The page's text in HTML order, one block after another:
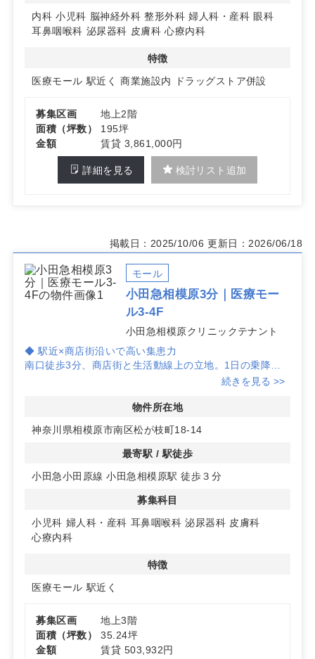
内科 小児科 脳神経外科 整形外科 婦人科・産科 眼科
耳鼻咽喉科 泌尿器科 皮膚科 心療内科
特徴
医療モール 駅近く 商業施設内 ドラッグストア併設
募集区画
地上2階
面積（坪数）
195坪
金額
賃貸 3,861,000円
詳細を見る 検討リスト追加
掲載日：2025/10/06 更新日：2026/06/18
モール
小田急相模原3分｜医療モー
ル3-4F
小田急相模原クリニックテナント
◆ 駅近×商店街沿いで高い集患力
南口徒歩3分、商店街と生活動線上の立地。1日の乗降人
員5万人超の駅利用者に加え、歩行者流入が見込めます。
1階は調剤薬局、2階は内科が2025年3月に開業済み。フ
ロア連携により紹介・処方動線が形成されやすく、小児
内科などの開設に適しています。
◆ 新築ビル仕様と入居条件の明快さ
2024年10月竣工の鉄骨造4階建、エレベーター有り。3・
4階各区画は35.24㎡（35.24坪）、引渡状態はスケルト
料の6ヶ月分相当額。定期建物賃貸借契約20年可、即時準
続きを見る >>
物件所在地
神奈川県相模原市南区松が枝町18-14
最寄駅 / 駅徒歩
小田急小田原線 小田急相模原駅 徒歩３分
募集科目
小児科 婦人科・産科 耳鼻咽喉科 泌尿器科 皮膚科
心療内科
特徴
医療モール 駅近く
募集区画
地上3階
面積（坪数）
35.24坪
金額
賃貸 503,932円